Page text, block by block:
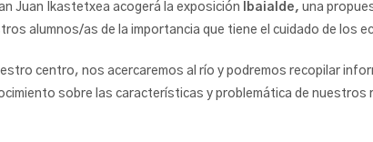
Juan Ikastetxea acogerá la exposición Ibaialde, una
alumnos/as de la importancia que tiene el cuidado de los
centro, nos acercaremos al río y podremos recopilar
sobre las características y problemática de